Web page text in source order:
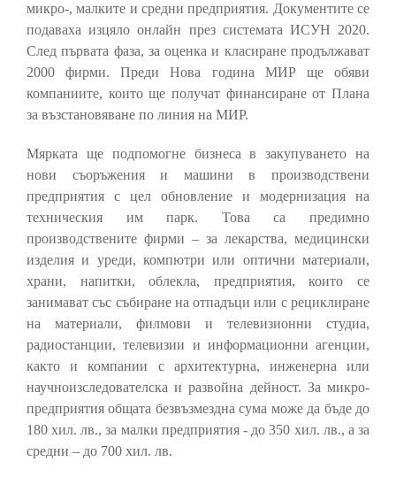
микро-, малките и средни предприятия. Документите се
подаваха изцяло онлайн през системата ИСУН 2020.
След първата фаза, за оценка и класиране продължават
2000 фирми. Преди Нова година МИР ще обяви
компаниите, които ще получат финансиране от Плана
за възстановяване по линия на МИР.
Мярката ще подпомогне бизнеса в закупуването на
нови съоръжения и машини в производствени
предприятия с цел обновление и модернизация на
техническия им парк. Това са предимно
производствените фирми – за лекарства, медицински
изделия и уреди, компютри или оптични материали,
храни, напитки, облекла, предприятия, които се
занимават със събиране на отпадъци или с рециклиране
на материали, филмови и телевизионни студиа,
радиостанции, телевизии и информационни агенции,
както и компании с архитектурна, инженерна или
научноизследователска и развойна дейност. За микро-
предприятия общата безвъзмездна сума може да бъде до
180 хил. лв., за малки предприятия - до 350 хил. лв., а за
средни – до 700 хил. лв.